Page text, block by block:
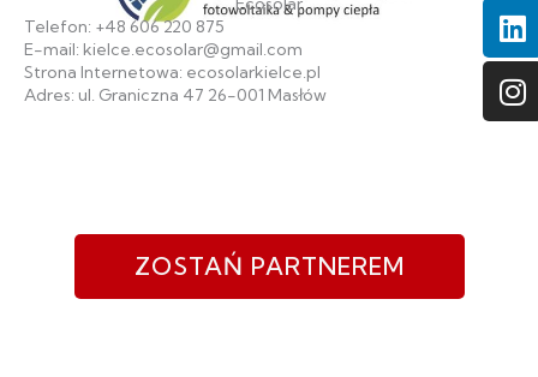
Telefon: +48 606 220 875
E-mail: kielce.ecosolar@gmail.com
Strona Internetowa: ecosolarkielce.pl
Adres: ul. Graniczna 47 26-001 Masłów
ZOSTAŃ PARTNEREM